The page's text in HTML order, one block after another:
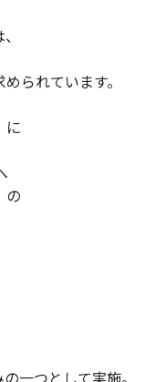
られています。
に
の
一つとして実施。